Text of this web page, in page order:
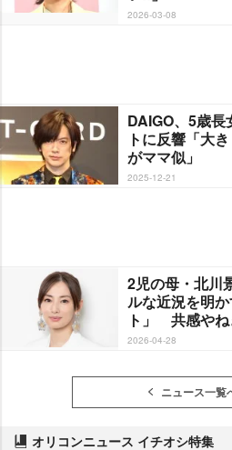
2026-03-08
DAIGO、5歳長
トに反響「大
がママ似」
2025-12-21
2児の母・北川
ルな近況を明
ト」 共感やね
2026-04-28
ニュース一覧
オリコンニュース イチオシ特集